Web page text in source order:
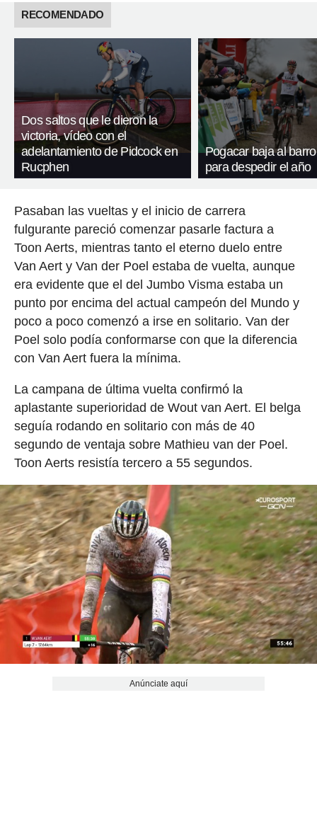
RECOMENDADO
Dos saltos que le dieron la
victoria, vídeo con el
adelantamiento de Pidcock en
Rucphen
Pogacar baja al
para despedir el año
Pasaban las vueltas y el inicio de carrera
fulgurante pareció comenzar pasarle factura a
Toon Aerts, mientras tanto el eterno duelo entre
Van Aert y Van der Poel estaba de vuelta, aunque
era evidente que el del Jumbo Visma estaba un
punto por encima del actual campeón del Mundo y
poco a poco comenzó a irse en solitario. Van der
Poel solo podía conformarse con que la diferencia
con Van Aert fuera la mínima.
La campana de última vuelta confirmó la
aplastante superioridad de Wout van Aert. El belga
seguía rodando en solitario con más de 40
segundo de ventaja sobre Mathieu van der Poel.
Toon Aerts resistía tercero a 55 segundos.
Anúnciate aquí